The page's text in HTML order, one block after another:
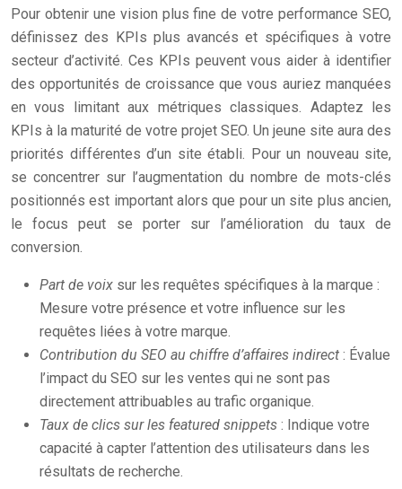
Pour obtenir une vision plus fine de votre performance SEO,
définissez des KPIs plus avancés et spécifiques à votre
secteur d’activité. Ces KPIs peuvent vous aider à identifier
des opportunités de croissance que vous auriez manquées
en vous limitant aux métriques classiques. Adaptez les
KPIs à la maturité de votre projet SEO. Un jeune site aura des
priorités différentes d’un site établi. Pour un nouveau site,
se concentrer sur l’augmentation du nombre de mots-clés
positionnés est important alors que pour un site plus ancien,
le focus peut se porter sur l’amélioration du taux de
conversion.
Part de voix sur les requêtes spécifiques à la marque :
Mesure votre présence et votre influence sur les
requêtes liées à votre marque.
Contribution du SEO au chiffre d’affaires indirect : Évalue
l’impact du SEO sur les ventes qui ne sont pas
directement attribuables au trafic organique.
Taux de clics sur les featured snippets : Indique votre
capacité à capter l’attention des utilisateurs dans les
résultats de recherche.